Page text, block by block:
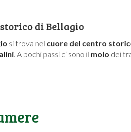
di Bellagio
si trova nel cuore del centro
. A pochi passi ci sono il molo dei